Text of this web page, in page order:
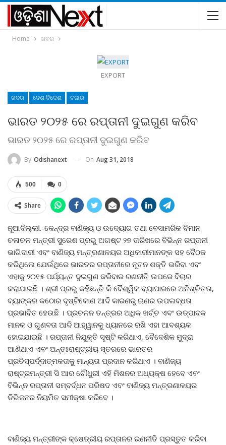
Home ଖବର
EXPORT
ଖବର ଦେଶ-ବିଦେଶ ବଜାର
ଭାରତ ୨୦୨୫ ରେ ରପ୍ତାନୀ ଦୁଇଗୁଣ କରିବ
ଭାରତ ୨୦୨୫ ରେ ରପ୍ତାନୀ ଦୁଇଗୁଣ କରିବ
By Odishanext On Aug 31, 2018
0
500
Share
ନୂଆଦିଲ୍ଲୀ.-କେନ୍ଦ୍ର ବାଣିଜ୍ୟ ଓ ଉଦ୍ୟୋଗ ତଥା ବେସାମରିକ ବିମାନ
ଚଳାଚଳ ମନ୍ତ୍ରୀ ସୁରେଶ ପ୍ରଭୁ ଅଗଷ୍ଟ ୨୭ ତାରିଖରେ ବିଭିନ୍ନ ରପ୍ତାନୀ
ଭାଗିଦାରୀ ଏବଂ ବାଣିଜ୍ୟ ମନ୍ତ୍ରଣାଳୟର ଅଧିକାରୀମାନଙ୍କ ସହ ବୈଠକ
କରିଥିଲେ ଯେଉଁଥିରେ ଭାରତର ରପ୍ତାନୀରେ ନୂତନ ଶକ୍ତି ଭରିବା ଏବଂ
ଏହାକୁ ୨୦୧୫ ପର୍ଯ୍ୟନ୍ତ ଦୁଇଗୁଣ କରିବାର ରଣନୀତି ଉପରେ ବିଚାର
କରାଯାଇଛି । ଶ୍ରୀ ପ୍ରଭୁ କହିଛନ୍ତି କି ବୈଶ୍ୱିକ ବ୍ୟାପାରରେ ଅନିଶ୍ଚିତତା,
ବ୍ୟାଙ୍କର କଠୋର ଦୃଷ୍ଟିକୋଣ ଆଦି କାରଣରୁ ଋଣର ଉପଲବ୍ଧତା
ପ୍ରଭାବିତ ହେଉଛି । ପ୍ରଚଳନ ତନ୍ତ୍ରର ଅଧିକ ଖର୍ଚ୍ଚ ଏବଂ ଉତ୍ପାଦକ
ମାନକ ଓ ଗୁଣବତା ଆଦି ଆହ୍ୱାନକୁ ଧ୍ୟାନରେ ରଖି ଏହା ଆବଶ୍ୟକ
ହୋଇଯାଇଛି । ରପ୍ତାନୀ ନିଯୁକ୍ତି ସୃଷ୍ଟି କରିଥାଏ, ବୈଦେଶିକ ମୁଦ୍ରା
ଆଣିଥାଏ ଏବଂ ଅନ୍ତଃରାଷ୍ଟ୍ରୀୟ ସ୍ତରରେ ଭାରତର
ପ୍ରତିସ୍ପର୍ଦ୍ଦାତ୍ମକତାକୁ ମାନ୍ୟତା ପ୍ରଦାନ କରିଥାଏ । ବାଣିଜ୍ୟ
ରାଷ୍ଟ୍ରମନ୍ତ୍ରୀ ସି ଆର ଚୌଧୁରୀ ଏହି ମିଶନର ଅଧ୍ୟକ୍ଷ ହେବେ ଏବଂ
ବିଭିନ୍ନ ରପ୍ତାନୀ ସମ୍ବର୍ଦ୍ଧନ ପରିଷଦ ଏବଂ ବାଣିଜ୍ୟ ମନ୍ତ୍ରଣାଳୟର
ଡିଭିଜନର ନିୟମିତ ସମୀକ୍ଷା କରିବେ ।
ବାଣିଜ୍ୟ ମନ୍ତ୍ରୀଙ୍କ କ୍ଷେତ୍ରୀୟ ରପ୍ତାନର ରଣନୀତି ପ୍ରସ୍ତୁତ କରିବା